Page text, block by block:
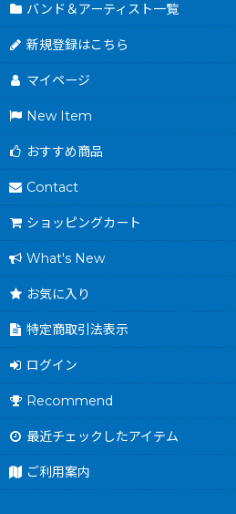
バンド＆アーティスト一覧
新規登録はこちら
マイページ
New Item
おすすめ商品
Contact
ショッピングカート
What's New
お気に入り
特定商取引法表示
ログイン
Recommend
最近チェックしたアイテム
ご利用案内